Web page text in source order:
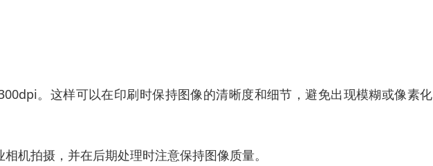
。这样可以在印刷时保持图像的清晰度和细节，避免出现模糊或像素
机拍摄，并在后期处理时注意保持图像质量。